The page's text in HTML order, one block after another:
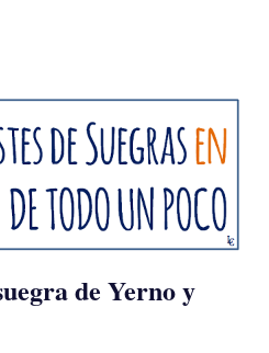
de Yerno y